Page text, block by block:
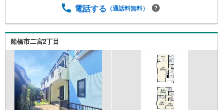
サービスの内容にもご満足いただき、ご納得されるまで、
ビジネスでは安全で安心な取引を実現することはプロとし
ての使命です。営業スタッフを管理職が常にサポートする
体制で、ダブルチェックはもちろん何度も報告と確認を繰
り返し、取引の安全性を追求しています。ご覧いただきあ
りがとうございます！
電話する （通話料無料）
船橋市二宮2丁目